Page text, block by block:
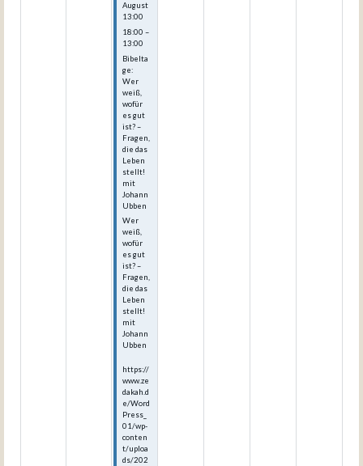
August
13:00
18:00 –
13:00
Bibelta
ge:
Wer
weiß,
wofür
es gut
ist? –
Fragen,
die das
Leben
stellt!
mit
Johann
Ubben
Wer
weiß,
wofür
es gut
ist? –
Fragen,
die das
Leben
stellt!
mit
Johann
Ubben
https://
www.ze
dakah.d
e/Word
Press_
01/wp-
conten
t/uploa
ds/202